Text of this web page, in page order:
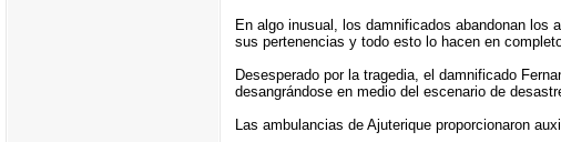
En algo inusual, los damnificados abandonan los
sus pertenencias y todo esto lo hacen en
Desesperado por la tragedia, el damnificado
desangrándose en medio del escenario de
Las ambulancias de Ajuterique proporcionaron